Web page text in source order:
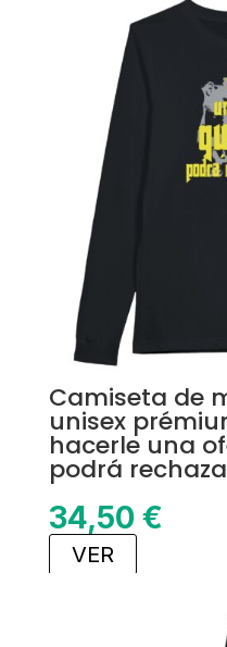
Camiseta de
unisex
hacerle una
podrá
34,50 €
VER